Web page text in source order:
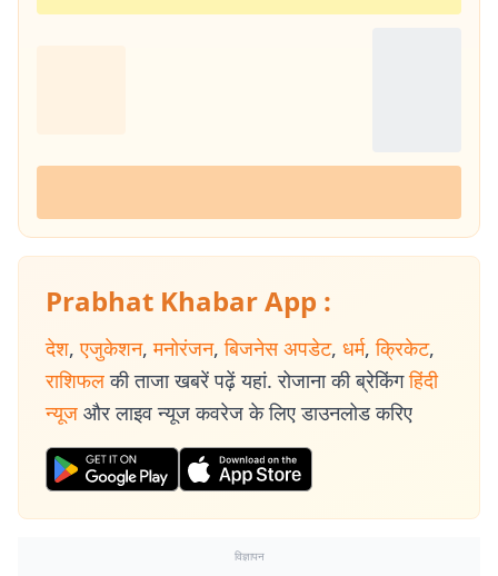
Prabhat Khabar App :
देश, एजुकेशन, मनोरंजन, बिजनेस अपडेट, धर्म, क्रिकेट,
राशिफल की ताजा खबरें पढ़ें यहां. रोजाना की ब्रेकिंग हिंदी
न्यूज और लाइव न्यूज कवरेज के लिए डाउनलोड करिए
विज्ञापन